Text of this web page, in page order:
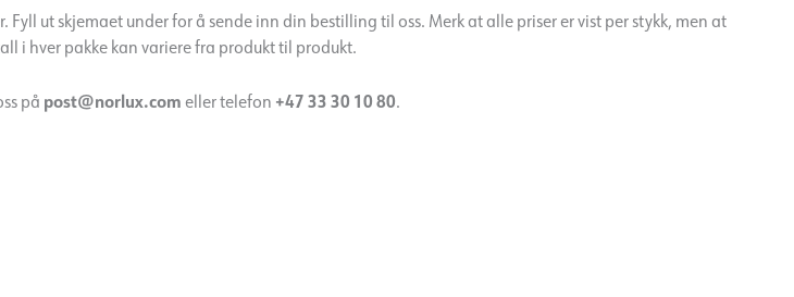
ut skjemaet under for å sende inn din bestilling til oss. Merk at alle priser er vist per stykk, men at
i hver pakke kan variere fra produkt til produkt.
på post@norlux.com eller telefon +47 33 30 10 80.